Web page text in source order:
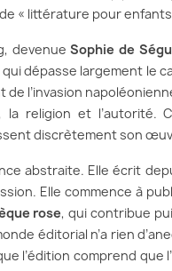
« littérature pour
devenueSophie de
dépasse largement le
l’invasion
la religion et l’autorité.
discrètement son
abstraite. Elle écrit
Elle commence à
rose, qui contribue
éditorial n’a rien
l’édition comprend que